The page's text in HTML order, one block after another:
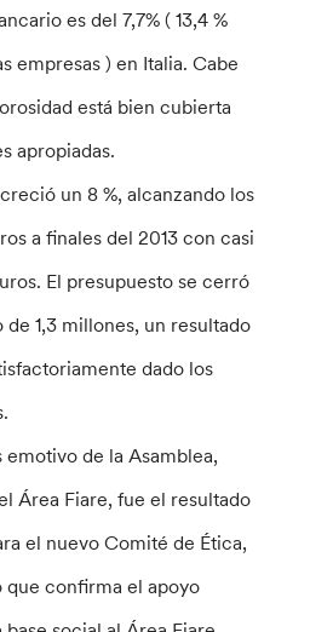
es del 7,7% ( 13,4 %
empresas ) en Italia. Cabe
está bien cubierta
apropiadas.
un 8 %, alcanzando los
a finales del 2013 con casi
El presupuesto se cerró
1,3 millones, un resultado
dado los
emotivo de la Asamblea,
Área Fiare, fue el resultado
el nuevo Comité de Ética,
que confirma el apoyo